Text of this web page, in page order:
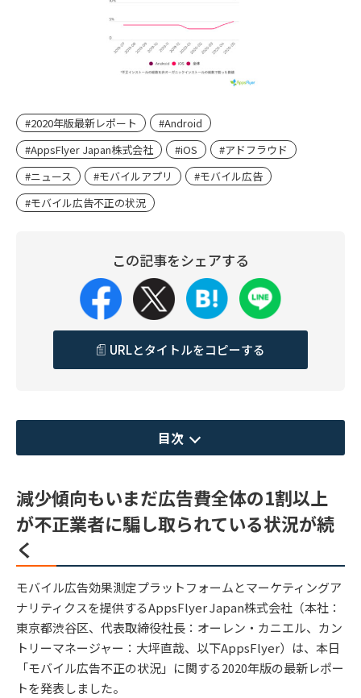
#2020年版最新レポート
#Android
#AppsFlyer Japan株式会社
#iOS
#アドフラウド
#ニュース
#モバイルアプリ
#モバイル広告
#モバイル広告不正の状況
この記事をシェアする
URLとタイトルをコピーする
目次
減少傾向もいまだ広告費全体の1割以上
が不正業者に騙し取られている状況が続
く
モバイル広告効果測定プラットフォームとマーケティングア
ナリティクスを提供するAppsFlyer Japan株式会社（本社：
東京都渋谷区、代表取締役社長：オーレン・カニエル、カン
トリーマネージャー：大坪直哉、以下AppsFlyer）は、本日
「モバイル広告不正の状況」に関する2020年版の最新レポー
トを発表しました。